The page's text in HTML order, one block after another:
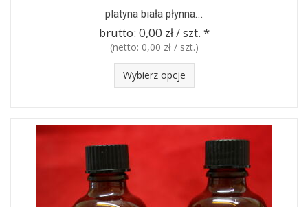
platyna biała płynna...
brutto: 0,00 zł / szt. *
(netto: 0,00 zł / szt.)
Wybierz opcje